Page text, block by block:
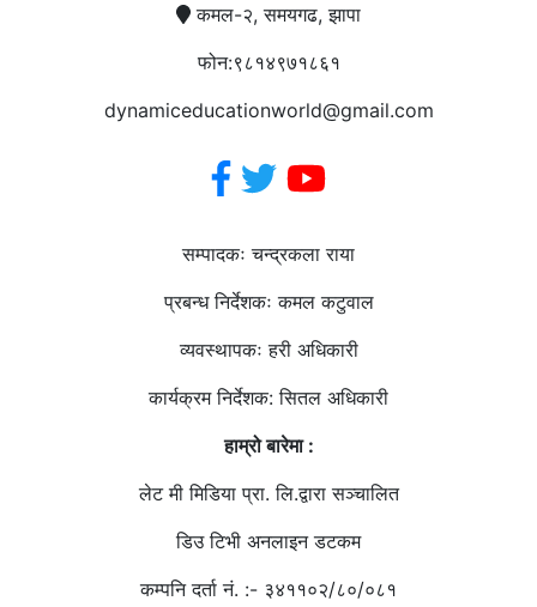
कमल-२, समयगढ, झापा
फोन:९८१४९७१८६१
dynamiceducationworld@gmail.com
सम्पादकः चन्द्रकला राया
प्रबन्ध निर्देशकः कमल कटुवाल
व्यवस्थापकः हरी अधिकारी
कार्यक्रम निर्देशक: सितल अधिकारी
हाम्रो बारेमा :
लेट मी मिडिया प्रा. लि.द्वारा सञ्चालित
डिउ टिभी अनलाइन डटकम
कम्पनि दर्ता नं. :- ३४११०२/८०/०८१